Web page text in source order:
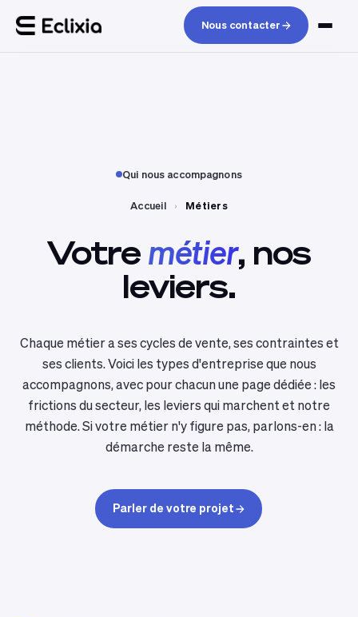
Nous contacter
Qui nous accompagnons
Accueil › Métiers
Votre métier, nos
leviers.
Chaque métier a ses cycles de vente, ses contraintes et
ses clients. Voici les types d'entreprise que nous
accompagnons, avec pour chacun une page dédiée : les
frictions du secteur, les leviers qui marchent et notre
méthode. Si votre métier n'y figure pas, parlons-en : la
démarche reste la même.
Parler de votre projet